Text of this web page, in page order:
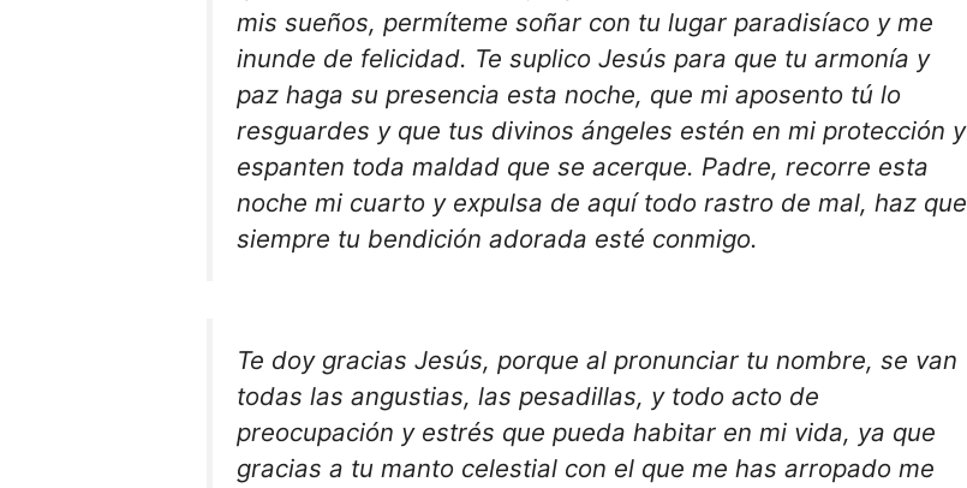
mis sueños, permíteme soñar con tu lugar paradisíaco y me
inunde de felicidad. Te suplico Jesús para que tu armonía y
paz haga su presencia esta noche, que mi aposento tú lo
resguardes y que tus divinos ángeles estén en mi protección y
espanten toda maldad que se acerque. Padre, recorre esta
noche mi cuarto y expulsa de aquí todo rastro de mal, haz que
siempre tu bendición adorada esté conmigo.
Te doy gracias Jesús, porque al pronunciar tu nombre, se van
todas las angustias, las pesadillas, y todo acto de
preocupación y estrés que pueda habitar en mi vida, ya que
gracias a tu manto celestial con el que me has arropado me